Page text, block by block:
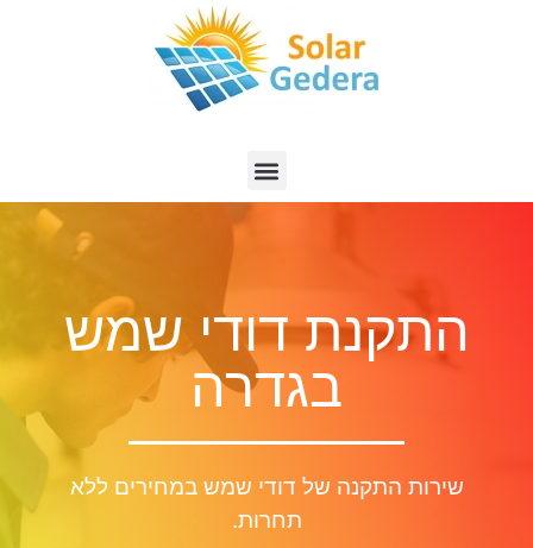
התקנת דודי שמש
בגדרה
שירות התקנה של דודי שמש במחירים ללא
תחרות.